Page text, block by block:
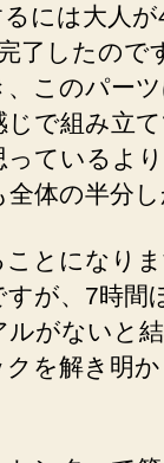
には大人
了したので
このパー
じで組み立
っているよ
体の半分
とになり
が、7時間
ルがないと
を解き明